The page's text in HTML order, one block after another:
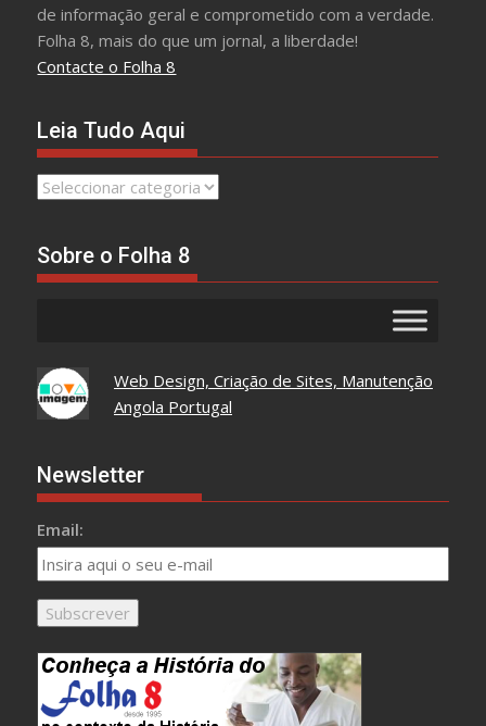
de informação geral e comprometido com a verdade.
Folha 8, mais do que um jornal, a liberdade!
Contacte o Folha 8
Leia Tudo Aqui
Leia
Sobre o Folha 8
Web Design, Criação de Sites, Manutenção
Angola Portugal
Newsletter
Email: